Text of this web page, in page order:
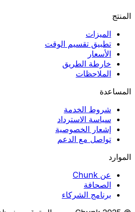
المنتج
الميزات
تطبيق تقسيم الوقت
الأسعار
خارطة الطريق
الملاحظات
المساعدة
شروط الخدمة
سياسة الاسترداد
إشعار الخصوصية
تواصل مع الدعم
الموارد
عن Chunk
الصحافة
برنامج الشركاء